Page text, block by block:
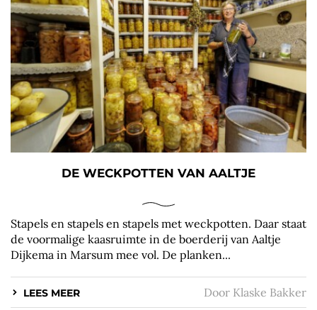
DE WECKPOTTEN VAN AALTJE
Stapels en stapels en stapels met weckpotten. Daar staat
de voormalige kaasruimte in de boerderij van Aaltje
Dijkema in Marsum mee vol. De planken...
LEES MEER Door Klaske Bakker